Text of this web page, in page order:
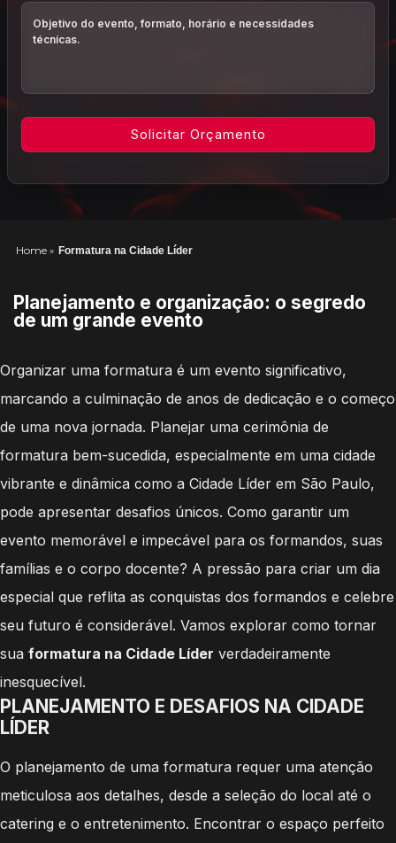
Home » Formatura na Cidade Líder
Planejamento e organização: o segredo
de um grande evento
Organizar uma formatura é um evento significativo,
marcando a culminação de anos de dedicação e o começo
de uma nova jornada. Planejar uma cerimônia de
formatura bem-sucedida, especialmente em uma cidade
vibrante e dinâmica como a Cidade Líder em São Paulo,
pode apresentar desafios únicos. Como garantir um
evento memorável e impecável para os formandos, suas
famílias e o corpo docente? A pressão para criar um dia
especial que reflita as conquistas dos formandos e celebre
seu futuro é considerável. Vamos explorar como tornar
sua formatura na Cidade Líder verdadeiramente
inesquecível.
PLANEJAMENTO E DESAFIOS NA CIDADE
LÍDER
O planejamento de uma formatura requer uma atenção
meticulosa aos detalhes, desde a seleção do local até o
catering e o entretenimento. Encontrar o espaço perfeito